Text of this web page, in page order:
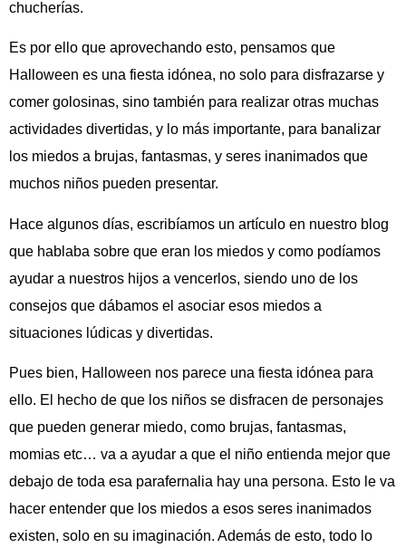
chucherías.
Es por ello que aprovechando esto, pensamos que
Halloween es una fiesta idónea, no solo para disfrazarse y
comer golosinas, sino también para realizar otras muchas
actividades divertidas, y lo más importante, para banalizar
los miedos a brujas, fantasmas, y seres inanimados que
muchos niños pueden presentar.
Hace algunos días, escribíamos un artículo en nuestro blog
que hablaba sobre que eran los miedos y como podíamos
ayudar a nuestros hijos a vencerlos, siendo uno de los
consejos que dábamos el asociar esos miedos a
situaciones lúdicas y divertidas.
Pues bien, Halloween nos parece una fiesta idónea para
ello. El hecho de que los niños se disfracen de personajes
que pueden generar miedo, como brujas, fantasmas,
momias etc… va a ayudar a que el niño entienda mejor que
debajo de toda esa parafernalia hay una persona. Esto le va
hacer entender que los miedos a esos seres inanimados
existen, solo en su imaginación. Además de esto, todo lo